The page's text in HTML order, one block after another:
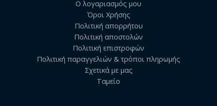
Ο λογαριασμός μου
Όροι Χρήσης
Πολιτική απορρήτου
Πολιτική αποστολών
Πολιτική επιστροφών
Πολιτική παραγγελιών & τρόποι πληρωμής
Σχετικά με μας
Ταμείο